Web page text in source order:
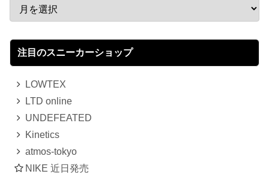
注目のスニーカーショップ
LOWTEX
LTD online
UNDEFEATED
Kinetics
atmos-tokyo
NIKE 近日発売